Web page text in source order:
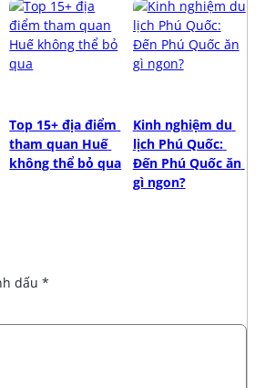
Top 15+ địa điểm
tham quan Huế
không thể bỏ qua
Kinh nghiệm du
lịch Phú Quốc:
Đến Phú Quốc ăn
gì ngon?
dấu *